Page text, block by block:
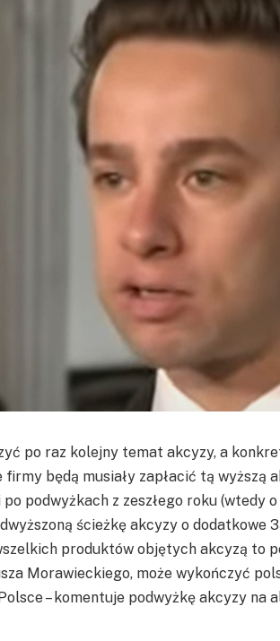
po raz kolejny temat akcyzy, a
będą musiały zapłacić tą wyższą
podwyżkach z zeszłego roku (wtedy
ścieżkę akcyzy o
produktów objętych akcyzą to
Morawieckiego, może wykończyć
– komentuje podwyżkę akcyzy na